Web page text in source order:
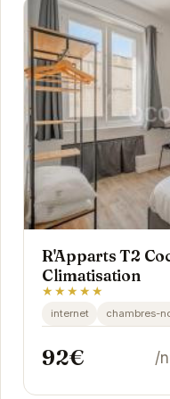
R'Apparts T2
Climatisation
★★★★★
internet chambres-
92€ /